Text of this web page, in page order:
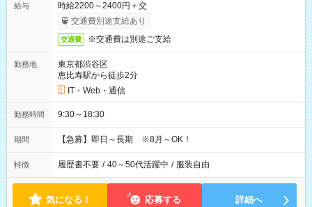
給与
時給2200～2400円＋交
交通費別途支給あり
交通費 ※交通費は別途ご支給
勤務地
東京都渋谷区
恵比寿駅から徒歩2分
IT・Web・通信
勤務時間 9:30～18:30
期間 【急募】即日～長期 ※8月～OK！
特徴 履歴書不要 / 40～50代活躍中 / 服装自由
気になる！ 応募する 詳細へ